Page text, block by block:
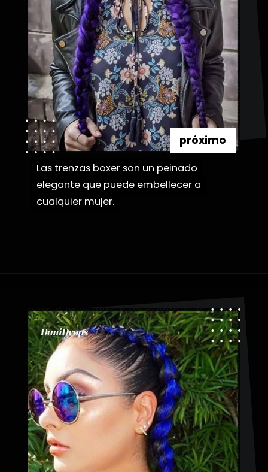
Las trenzas boxer son un peinado
elegante que puede embellecer a
cualquier mujer.
Las trenzas boxer son un peinado
elegante que puede embellecer a
cualquier mujer.
próximo